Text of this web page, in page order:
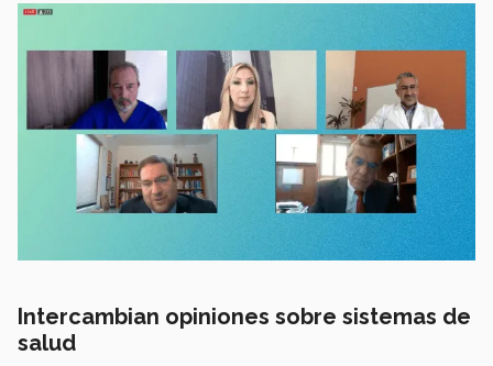
Intercambian opiniones sobre sistemas de
salud